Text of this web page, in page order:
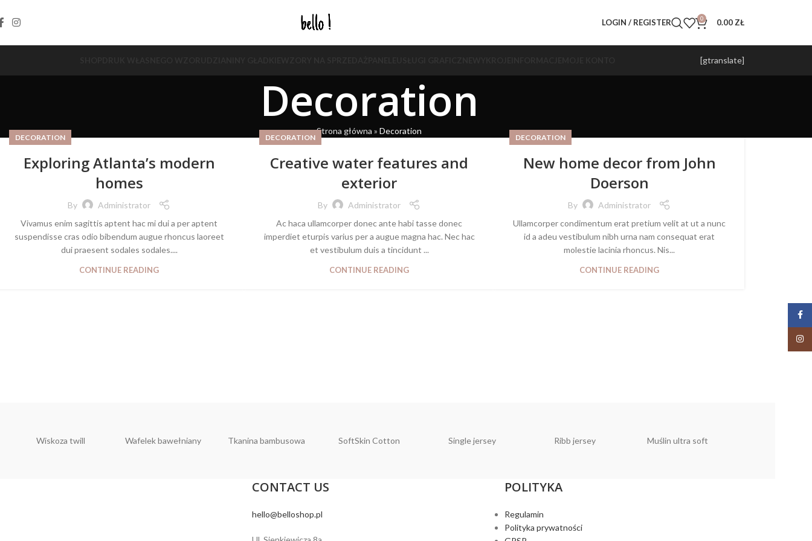
LOGIN / REGISTER 0 0.00 ZŁ
[gtranslate]
Decoration
Strona główna » Decoration
DECORATION
Exploring Atlanta’s modern
homes
By
Administrator
Vivamus enim sagittis aptent hac mi dui a per aptent
suspendisse cras odio bibendum augue rhoncus laoreet
dui praesent sodales sodales....
CONTINUE READING
DECORATION
Creative water features and
exterior
By
Administrator
Ac haca ullamcorper donec ante habi tasse donec
imperdiet eturpis varius per a augue magna hac. Nec hac
et vestibulum duis a tincidunt ...
CONTINUE READING
DECORATION
New home decor from John
Doerson
By
Administrator
Ullamcorper condimentum erat pretium velit at ut a nunc
id a adeu vestibulum nibh urna nam consequat erat
molestie lacinia rhoncus. Nis...
CONTINUE READING
Wiskoza twill Wafelek bawełniany Tkanina bambusowa SoftSkin Cotton Single jersey Ribb jersey Muślin ultra soft
CONTACT US
hello@belloshop.pl
POLITYKA
Regulamin
Polityka prywatności